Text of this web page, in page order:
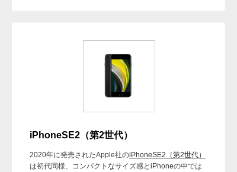
iPhoneSE2（第2世代）
2020年に発売されたApple社のiPhoneSE2（第2世代）
は初代同様、コンパクトなサイズ感とiPhoneの中では